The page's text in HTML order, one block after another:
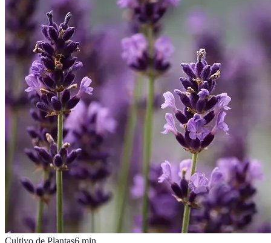
Cultivo de Plantas6 min